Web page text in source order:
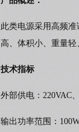
此类电源采用高频
高、体积小、重量
技术指标
外部供电：220VAC
输出功率范围：